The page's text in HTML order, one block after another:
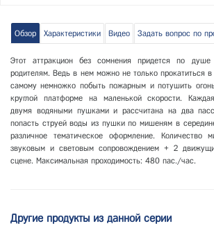
Обзор Характеристики Видео Задать вопрос по
Этот аттракцион без сомнения придется по
родителям. Ведь в нем можно не только прокатиться
самому немножко побыть пожарным и потушить
круглой платформе на маленькой скорости.
двумя водяными пушками и рассчитана на два
попасть струей воды из пушки по мишеням в
различное тематическое оформление.
звуковым и световым сопровождением + 2
сцене. Максимальная проходимость: 480 пас./час.
Другие продукты из данной серии